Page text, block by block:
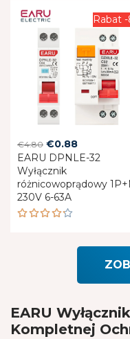
of 5
Rabat
€4.80 Original
price
was:
€4.80.
€0.88Current
price
€0.88.
EARU DPNLE-32
Wyłącznik
różnicowoprądowy
230V 6-63A
EARU
Kompletnej